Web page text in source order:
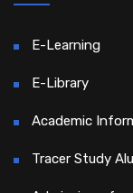
E-Learning
E-Library
Academic
Tracer Study